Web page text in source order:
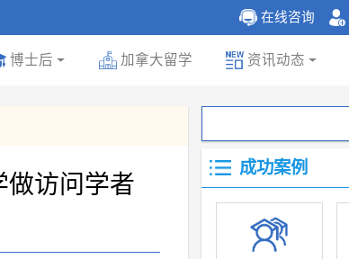
在线咨询
博士后 加拿大留学 资讯动态
访问学者
成功案例